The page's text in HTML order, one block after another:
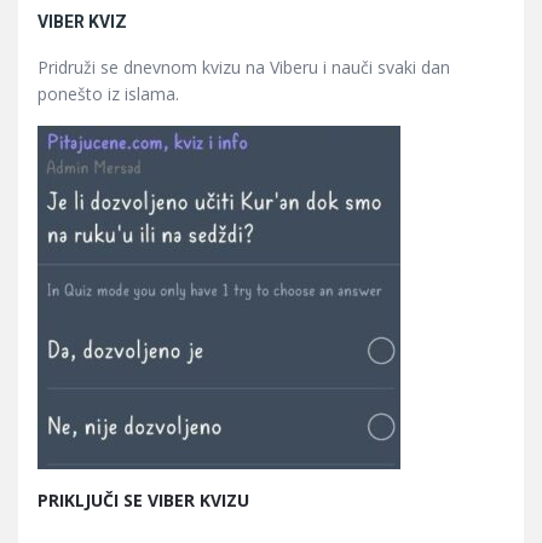
VIBER KVIZ
Pridruži se dnevnom kvizu na Viberu i nauči svaki dan
ponešto iz islama.
PRIKLJUČI SE VIBER KVIZU